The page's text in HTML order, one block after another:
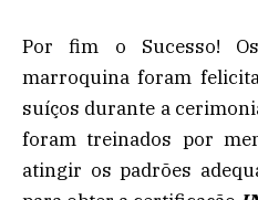
Por fim o Sucesso!
marroquina foram
suíços durante a
foram treinados por
atingir os padrões